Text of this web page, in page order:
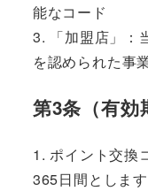
能なコード
3. 「加盟店」：
を認められた事
第3条（有効
1. ポイント交換
365日間とします